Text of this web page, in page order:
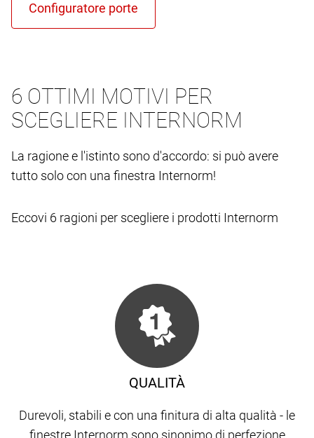
6 OTTIMI MOTIVI PER
SCEGLIERE INTERNORM
La ragione e l'istinto sono d'accordo: si può avere
tutto solo con una finestra Internorm!
Eccovi 6 ragioni per scegliere i prodotti Internorm
QUALITÀ
Durevoli, stabili e con una finitura di alta qualità - le
finestre Internorm sono sinonimo di perfezione